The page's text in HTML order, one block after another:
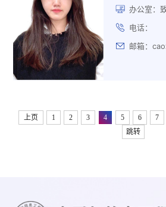
办公室：
电话：
邮箱：
上页 1 2 3 4 5 6 7
跳转